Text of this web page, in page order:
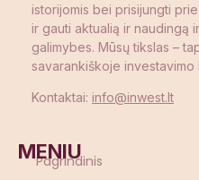
istorijomis bei prisijungti
ir gauti aktualią ir naudingą
galimybes. Mūsų tikslas –
savarankiškoje investavimo
Kontaktai: info@inwest.lt
MENIU
Pagrindinis